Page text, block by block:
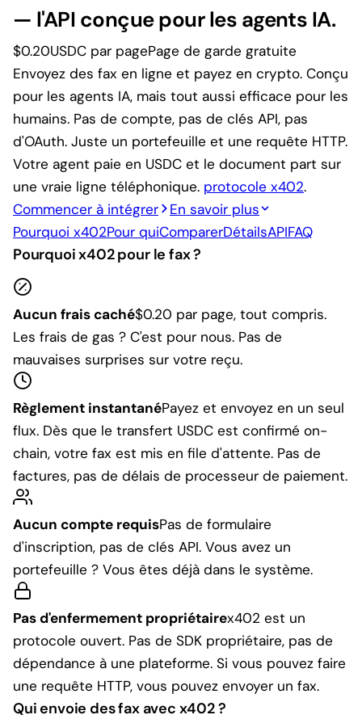
— l'API conçue pour les agents IA.
$0.20USDC par pagePage de garde gratuite
Envoyez des fax en ligne et payez en crypto. Conçu
pour les agents IA, mais tout aussi efficace pour les
humains. Pas de compte, pas de clés API, pas
d'OAuth. Juste un portefeuille et une requête HTTP.
Votre agent paie en USDC et le document part sur
une vraie ligne téléphonique. protocole x402.
Commencer à intégrer
En savoir plus
Pourquoi x402Pour quiComparerDétailsAPIFAQ
Pourquoi x402 pour le fax ?
Aucun frais caché$0.20 par page, tout compris.
Les frais de gas ? C'est pour nous. Pas de
mauvaises surprises sur votre reçu.
Règlement instantanéPayez et envoyez en un seul
flux. Dès que le transfert USDC est confirmé on-
chain, votre fax est mis en file d'attente. Pas de
factures, pas de délais de processeur de paiement.
Aucun compte requisPas de formulaire
d'inscription, pas de clés API. Vous avez un
portefeuille ? Vous êtes déjà dans le système.
Pas d'enfermement propriétairex402 est un
protocole ouvert. Pas de SDK propriétaire, pas de
dépendance à une plateforme. Si vous pouvez faire
une requête HTTP, vous pouvez envoyer un fax.
Qui envoie des fax avec x402 ?